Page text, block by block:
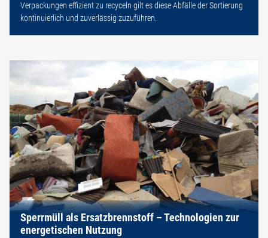
Verpackungen effizient zu recyceln gilt es diese Abfälle der Sortierung
kontinuierlich und zuverlässig zuzuführen.
Sperrmüll als Ersatzbrennstoff – Technologien zur
energetischen Nutzung